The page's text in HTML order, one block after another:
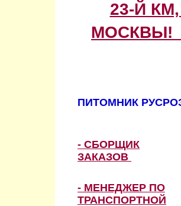
23-Й
МОСКВЫ!
ПИТОМНИК
- СБОРЩИК
ЗАКАЗОВ
- МЕНЕДЖЕР ПО
ТРАНСПОРТНОЙ